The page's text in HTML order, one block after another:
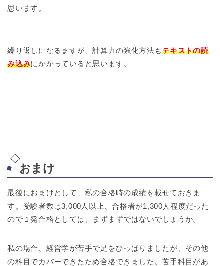
思います。
繰り返しになるますが、計算力の強化方法もテキストの読
み込みにかかっていると思います。
おまけ
最後におまけとして、私の合格時の成績を載せておきま
す。受験者数は3,000人以上、合格者が1,300人程度だった
ので１発合格としては、まずまずではないでしょうか。
私の場合、経営学が苦手で足をひっぱりましたが、その他
の科目でカバーできたため合格できました。苦手科目があ